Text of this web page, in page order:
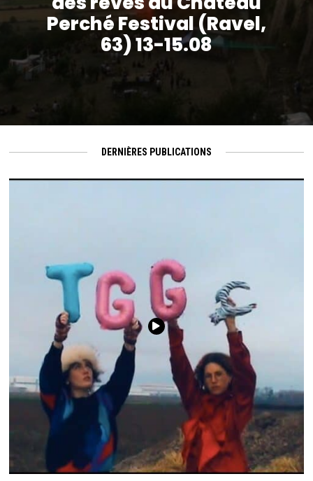
Perché Festival (Ravel,
63) 13-15.08
DERNIÈRES PUBLICATIONS